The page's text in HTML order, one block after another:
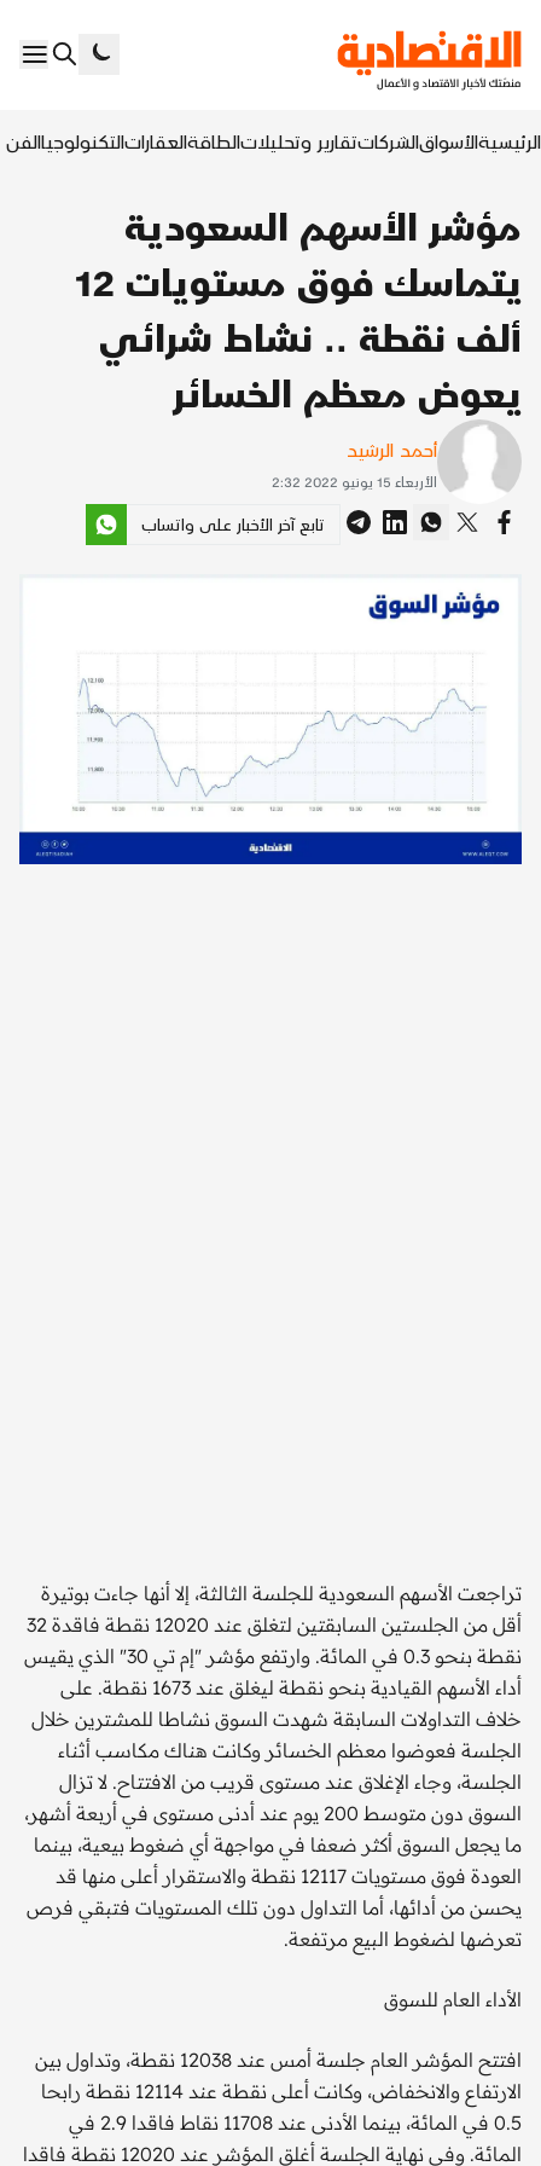
الرئيسيةالأسواقالشركاتتقارير وتحليلاتالطاقةالعقاراتالتكنولوجياالفن
مؤشر الأسهم السعودية
يتماسك فوق مستويات 12
ألف نقطة .. نشاط شرائي
يعوض معظم الخسائر
أحمد الرشيد
الأربعاء 15 يونيو 2022 2:32
تابع آخر الأخبار على واتساب
تراجعت الأسهم السعودية للجلسة الثالثة، إلا أنها جاءت بوتيرة
أقل من الجلستين السابقتين لتغلق عند 12020 نقطة فاقدة 32
نقطة بنحو 0.3 في المائة. وارتفع مؤشر "إم تي 30" الذي يقيس
أداء الأسهم القيادية بنحو نقطة ليغلق عند 1673 نقطة. على
خلاف التداولات السابقة شهدت السوق نشاطا للمشترين خلال
الجلسة فعوضوا معظم الخسائر وكانت هناك مكاسب أثناء
الجلسة، وجاء الإغلاق عند مستوى قريب من الافتتاح. لا تزال
السوق دون متوسط 200 يوم عند أدنى مستوى في أربعة أشهر،
ما يجعل السوق أكثر ضعفا في مواجهة أي ضغوط بيعية، بينما
العودة فوق مستويات 12117 نقطة والاستقرار أعلى منها قد
يحسن من أدائها، أما التداول دون تلك المستويات فتبقي فرص
تعرضها لضغوط البيع مرتفعة.
الأداء العام للسوق
افتتح المؤشر العام جلسة أمس عند 12038 نقطة، وتداول بين
الارتفاع والانخفاض، وكانت أعلى نقطة عند 12114 نقطة رابحا
0.5 في المائة، بينما الأدنى عند 11708 نقاط فاقدا 2.9 في
المائة. وفي نهاية الجلسة أغلق المؤشر عند 12020 نقطة فاقدا